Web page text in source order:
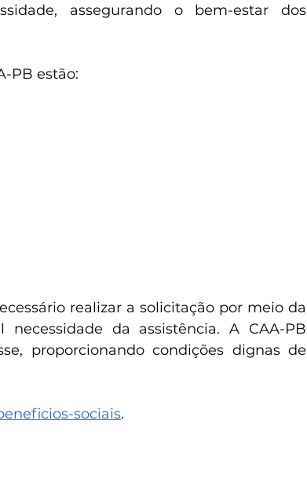
assegurando o bem-estar dos
PB estão:
realizar a solicitação por meio da
da assistência. A CAA-PB
proporcionando condições dignas de
sociais.